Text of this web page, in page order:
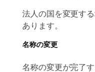
法人の国を変更す
あります。
名称の変更
名称の変更が完了